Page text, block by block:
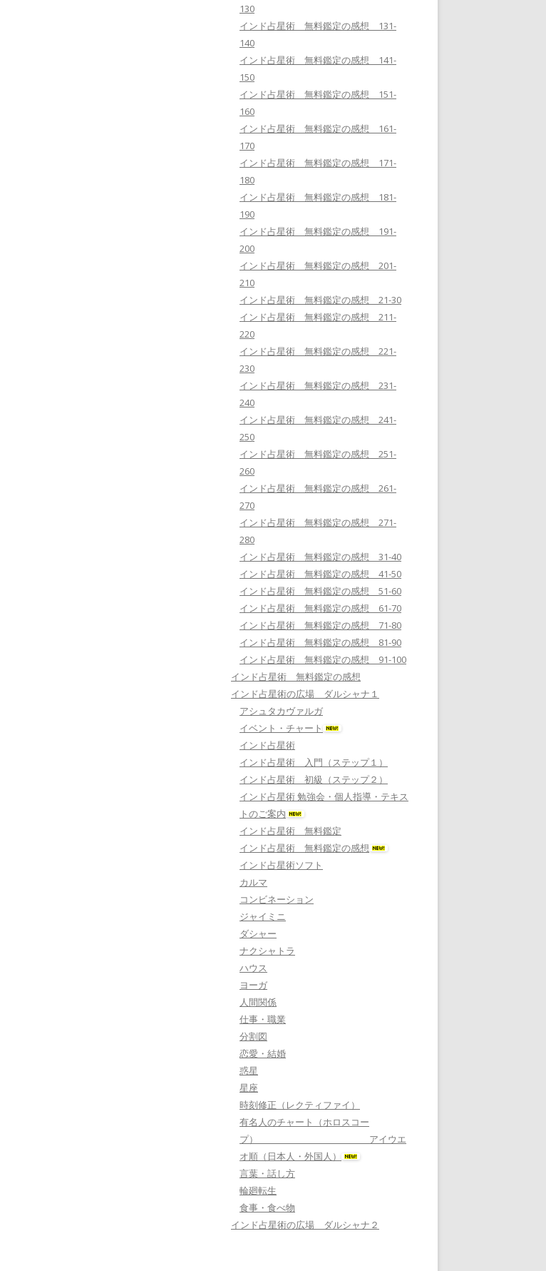
130
インド占星術 無料鑑定の感想 131-
140
インド占星術 無料鑑定の感想 141-
150
インド占星術 無料鑑定の感想 151-
160
インド占星術 無料鑑定の感想 161-
170
インド占星術 無料鑑定の感想 171-
180
インド占星術 無料鑑定の感想 181-
190
インド占星術 無料鑑定の感想 191-
200
インド占星術 無料鑑定の感想 201-
210
インド占星術 無料鑑定の感想 21-30
インド占星術 無料鑑定の感想 211-
220
インド占星術 無料鑑定の感想 221-
230
インド占星術 無料鑑定の感想 231-
240
インド占星術 無料鑑定の感想 241-
250
インド占星術 無料鑑定の感想 251-
260
インド占星術 無料鑑定の感想 261-
270
インド占星術 無料鑑定の感想 271-
280
インド占星術 無料鑑定の感想 31-40
インド占星術 無料鑑定の感想 41-50
インド占星術 無料鑑定の感想 51-60
インド占星術 無料鑑定の感想 61-70
インド占星術 無料鑑定の感想 71-80
インド占星術 無料鑑定の感想 81-90
インド占星術 無料鑑定の感想 91-100
インド占星術 無料鑑定の感想
インド占星術の広場 ダルシャナ１
アシュタカヴァルガ
イベント・チャート
インド占星術
インド占星術 入門（ステップ１）
インド占星術 初級（ステップ２）
インド占星術 勉強会・個人指導・テキス
トのご案内
インド占星術 無料鑑定
インド占星術 無料鑑定の感想
インド占星術ソフト
カルマ
コンビネーション
ジャイミニ
ダシャー
ナクシャトラ
ハウス
ヨーガ
人間関係
仕事・職業
分割図
恋愛・結婚
惑星
星座
時刻修正（レクティファイ）
有名人のチャート（ホロスコー
プ） アイウエ
オ順（日本人・外国人）
言葉・話し方
輪廻転生
食事・食べ物
インド占星術の広場 ダルシャナ２